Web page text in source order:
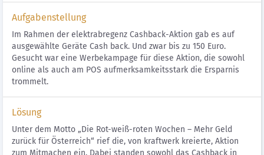
Aufgabenstellung
Im Rahmen der elektrabregenz Cashback-Aktion gab es auf
ausgewählte Geräte Cash back. Und zwar bis zu 150 Euro.
Gesucht war eine Werbekampage für diese Aktion, die sowohl
online als auch am POS aufmerksamkeitsstark die Ersparnis
trommelt.
Lösung
Unter dem Motto „Die Rot-weiß-roten Wochen – Mehr Geld
zurück für Österreich“ rief die, von kraftwerk kreierte, Aktion
zum Mitmachen ein. Dabei standen sowohl das Cashback in